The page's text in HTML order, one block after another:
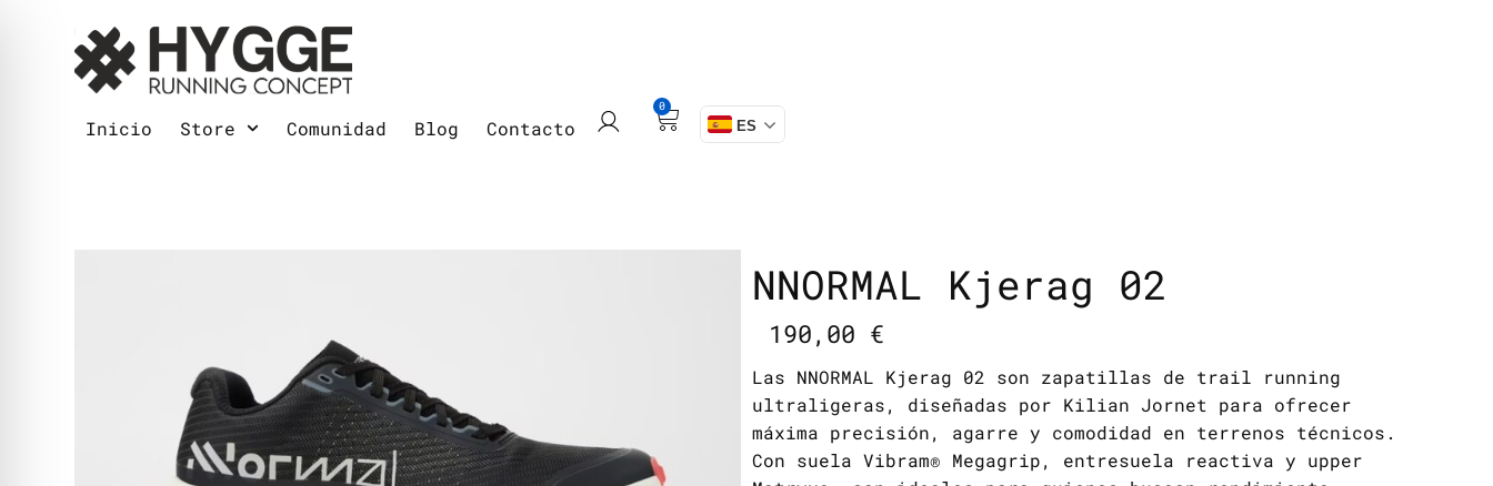
Inicio Store Comunidad Blog Contacto
0
ES
NNORMAL Kjerag 02
190,00 €
Las NNORMAL Kjerag 02 son zapatillas de trail running
ultraligeras, diseñadas por Kilian Jornet para ofrecer
máxima precisión, agarre y comodidad en terrenos técnicos.
Con suela Vibram® Megagrip, entresuela reactiva y upper